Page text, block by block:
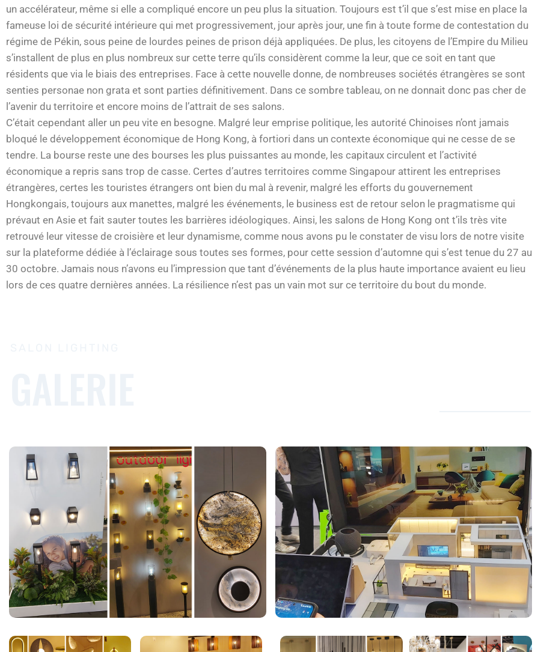
un accélérateur, même si elle a compliqué encore un peu plus la situation. Toujours est t’il que s’est mise en place la
fameuse loi de sécurité intérieure qui met progressivement, jour après jour, une fin à toute forme de contestation du
régime de Pékin, sous peine de lourdes peines de prison déjà appliquées. De plus, les citoyens de l’Empire du Milieu
s’installent de plus en plus nombreux sur cette terre qu’ils considèrent comme la leur, que ce soit en tant que
résidents que via le biais des entreprises. Face à cette nouvelle donne, de nombreuses sociétés étrangères se sont
senties personae non grata et sont parties définitivement. Dans ce sombre tableau, on ne donnait donc pas cher de
l’avenir du territoire et encore moins de l’attrait de ses salons.
C’était cependant aller un peu vite en besogne. Malgré leur emprise politique, les autorité Chinoises n’ont jamais
bloqué le développement économique de Hong Kong, à fortiori dans un contexte économique qui ne cesse de se
tendre. La bourse reste une des bourses les plus puissantes au monde, les capitaux circulent et l’activité
économique a repris sans trop de casse. Certes d’autres territoires comme Singapour attirent les entreprises
étrangères, certes les touristes étrangers ont bien du mal à revenir, malgré les efforts du gouvernement
Hongkongais, toujours aux manettes, malgré les événements, le business est de retour selon le pragmatisme qui
prévaut en Asie et fait sauter toutes les barrières idéologiques. Ainsi, les salons de Hong Kong ont t’ils très vite
retrouvé leur vitesse de croisière et leur dynamisme, comme nous avons pu le constater de visu lors de notre visite
sur la plateforme dédiée à l’éclairage sous toutes ses formes, pour cette session d’automne qui s’est tenue du 27 au
30 octobre. Jamais nous n’avons eu l’impression que tant d’événements de la plus haute importance avaient eu lieu
lors de ces quatre dernières années. La résilience n’est pas un vain mot sur ce territoire du bout du monde.